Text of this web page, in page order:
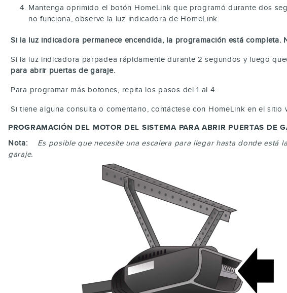
Mantenga oprimido el botón HomeLink que programó durante dos
no funciona, observe la luz indicadora de HomeLink.
Si la luz indicadora permanece encendida, la programación está completa.
Si la luz indicadora parpadea rápidamente durante 2 segundos y luego
para abrir puertas de garaje.
Para programar más botones, repita los pasos del 1 al 4.
Si tiene alguna consulta o comentario, contáctese con HomeLink en el
PROGRAMACIÓN DEL MOTOR DEL SISTEMA PARA ABRIR PUERTAS DE
Nota:
Es posible que necesite una escalera para llegar hasta donde
garaje.